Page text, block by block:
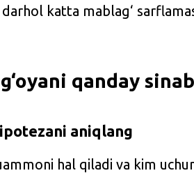
katta mablag‘
qanday
aniqlang
hal qiladi va kim